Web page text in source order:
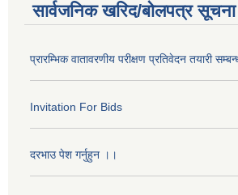
सार्वजनिक खरिद/बोलपत्र सूचना
प्रारम्भिक वातावरणीय परीक्षण प्रतिवेदन तयारी
Invitation For Bids
दरभाउ पेश गर्नुहुन ।।